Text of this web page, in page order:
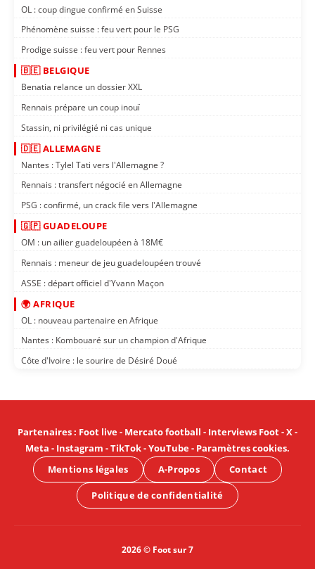
OL : coup dingue confirmé en Suisse
Phénomène suisse : feu vert pour le PSG
Prodige suisse : feu vert pour Rennes
🇧🇪 BELGIQUE
Benatia relance un dossier XXL
Rennais prépare un coup inouï
Stassin, ni privilégié ni cas unique
🇩🇪 ALLEMAGNE
Nantes : Tylel Tati vers l'Allemagne ?
Rennais : transfert négocié en Allemagne
PSG : confirmé, un crack file vers l'Allemagne
🇬🇵 GUADELOUPE
OM : un ailier guadeloupéen à 18M€
Rennais : meneur de jeu guadeloupéen trouvé
ASSE : départ officiel d'Yvann Maçon
🌍 AFRIQUE
OL : nouveau partenaire en Afrique
Nantes : Kombouaré sur un champion d'Afrique
Côte d'Ivoire : le sourire de Désiré Doué
Partenaires: Foot live- Mercato football - Interviews Foot-X-
Meta - Instagram -TikTok-YouTube- Paramètres cookies.
Mentions légales
A-Propos Contact
Politique de confidentialité
2026 © Foot sur 7